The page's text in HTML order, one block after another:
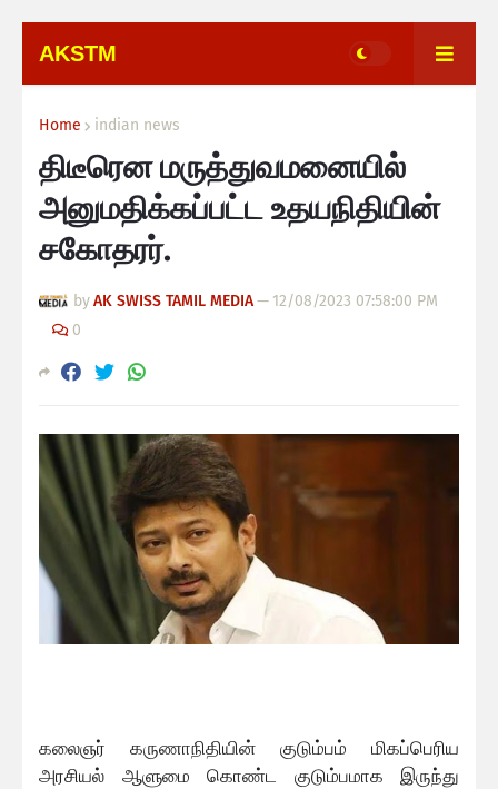
AKSTM
Home indian news
திடீரென மருத்துவமனையில்
அனுமதிக்கப்பட்ட உதயநிதியின்
சகோதரர்.
byAK SWISS TAMIL MEDIA— 12/08/2023 07:58:00 PM
0
கலைஞர் கருணாநிதியின் குடும்பம் மிகப்பெரிய
அரசியல் ஆளுமை கொண்ட குடும்பமாக இருந்து